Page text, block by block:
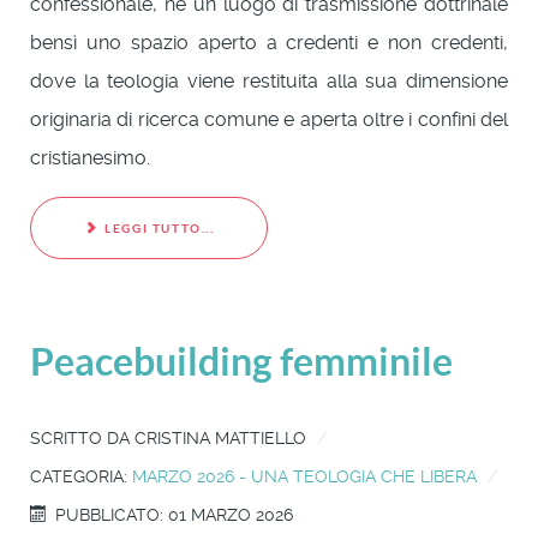
confessionale, né un luogo di trasmissione dottrinale
bensì uno spazio aperto a credenti e non credenti,
dove la teologia viene restituita alla sua dimensione
originaria di ricerca comune e aperta oltre i confini del
cristianesimo.
LEGGI TUTTO...
Peacebuilding femminile
SCRITTO DA CRISTINA MATTIELLO
CATEGORIA: MARZO 2026 - UNA TEOLOGIA CHE LIBERA
PUBBLICATO: 01 MARZO 2026